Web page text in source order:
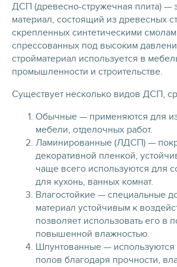
ДСП (древесно-стружечная плита) —
материал, состоящий из древесных
скрепленных синтетическими
спрессованных под высоким
стройматериал используется в
промышленности и строительстве.
Существует несколько видов ДСП,
Обычные — применяются для
мебели, отделочных работ.
Ламинированные (ЛДСП) —
декоративной пленкой,
чаще всего используются для
для кухонь, ванных комнат.
Влагостойкие — специальные
материал устойчивым к
позволяет использовать его в
повышенной влажностью.
Шпунтованные — используются
полов благодаря прочности,